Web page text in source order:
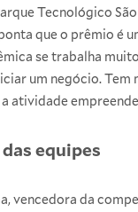
Tecnológico
que o prêmio é
se trabalha
um negócio. Tem
atividade
equipes
vencedora da